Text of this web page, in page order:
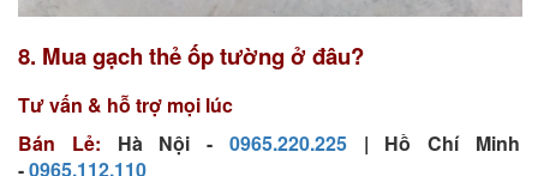
8. Mua gạch thẻ ốp tường ở đâu?
Tư vấn & hỗ trợ mọi lúc
Bán Lẻ: Hà Nội - 0965.220.225| Hồ Chí Minh
-0965.112.110